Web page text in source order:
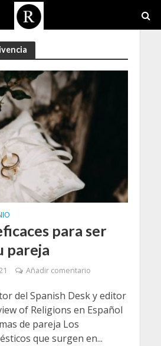
para ser
pareja
Añadir comentario
del Spanish Desk y editor
of Religions en Español
de pareja Los
que surgen en...